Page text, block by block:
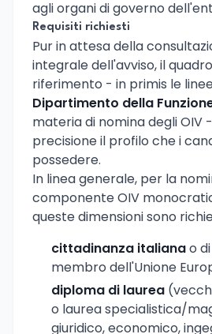
agli organi di governo
Requisiti richiesti
Pur in attesa della
integrale dell'avviso, il
riferimento - in primis le
Dipartimento della
materia di nomina degli OIV
precisione il profilo che i
possedere.
In linea generale, per la
componente OIV
queste dimensioni sono
cittadinanza italianao
membro dell'Unione
diploma di laurea
o laurea specialistica/
giuridico, economico,